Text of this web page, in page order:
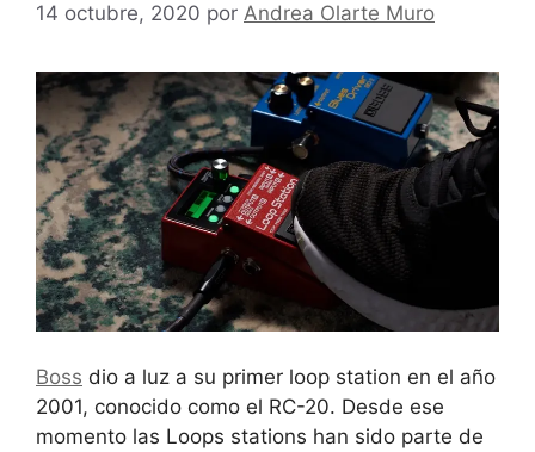
14 octubre, 2020 por Andrea Olarte Muro
Boss dio a luz a su primer loop station en el año
2001, conocido como el RC-20. Desde ese
momento las Loops stations han sido parte de